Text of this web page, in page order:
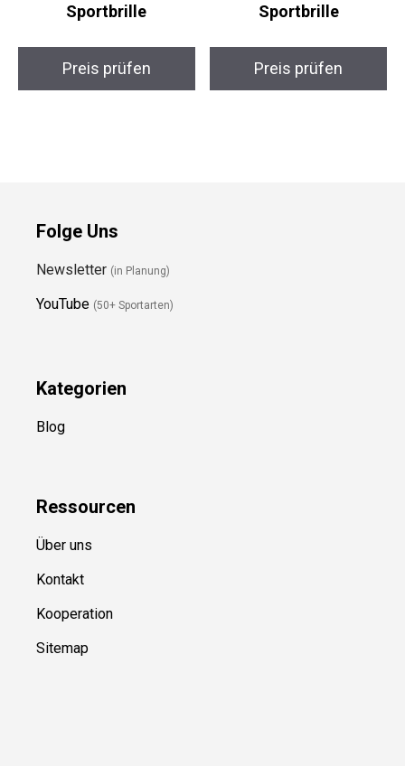
Uvex Sportstyle 204
Preis prüfen
uvex sportstyle 223
Preis prüfen
Newsletter
Ressource
Über uns
Kontakt
Kooperation